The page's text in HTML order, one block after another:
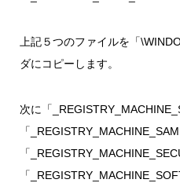
上記５つのファイルを「
ダにコピーします。
次に「
「
「
「